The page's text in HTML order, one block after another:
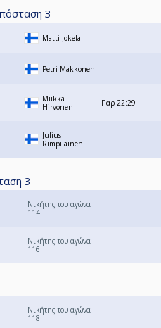
3
Matti Jokela
Petri Makkonen
Miikka
Hirvonen
Παρ 22:29
Julius
Rimpiläinen
3
Νικήτης του αγώνα
114
Νικήτης του αγώνα
116
Νικήτης του αγώνα
118